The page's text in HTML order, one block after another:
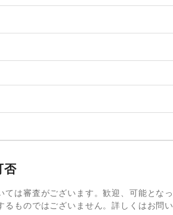
否
は審査がございます。歓迎、可能となっ
ものではございません。詳しくはお問い